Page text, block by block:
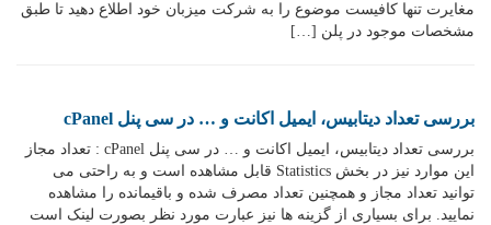
مغایرت تنها کافیست موضوع را به شرکت میزبان خود اطلاع دهید تا طبق
مشخصات موجود در پلن […]
بررسی تعداد دیتابیس، ایمیل اکانت و … در سی پنل cPanel
بررسی تعداد دیتابیس، ایمیل اکانت و … در سی پنل cPanel : تعداد مجاز
این موارد نیز در بخش Statistics قابل مشاهده است و به راحتی می
توانید تعداد مجاز و همچنین تعداد مصرف شده و باقیمانده را مشاهده
نمایید. برای بسیاری از گزینه ها نیز عبارت مورد نظر بصورت لینک است